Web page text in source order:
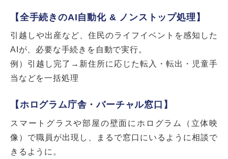
【全手続きのAI自動化 & ノンストップ処理】
引越しや出産など、住民のライフイベントを感知した
AIが、必要な手続きを自動で実行。
例）引越し完了→新住所に応じた転入・転出・児童手
当などを一括処理
【ホログラム庁舎・バーチャル窓口】
スマートグラスや部屋の壁面にホログラム（立体映
像）で職員が出現し、まるで窓口にいるように相談で
きるように。